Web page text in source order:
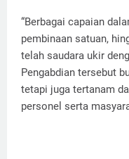
“Berbagai capaian
pembinaan satuan,
telah saudara ukir
Pengabdian tersebut
tetapi juga tertanam
personel serta